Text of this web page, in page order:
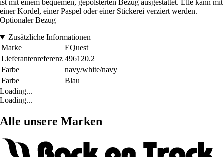
ist mit einem bequemen, gepolsterten Bezug ausgestattet. Elle kann mit
einer Kordel, einer Paspel oder einer Stickerei verziert werden.
Optionaler Bezug
Zusätzliche Informationen
Marke
EQuest
Lieferantenreferenz 496120.2
Farbe
navy/white/navy
Farbe
Blau
Loading...
Loading...
Alle unsere Marken